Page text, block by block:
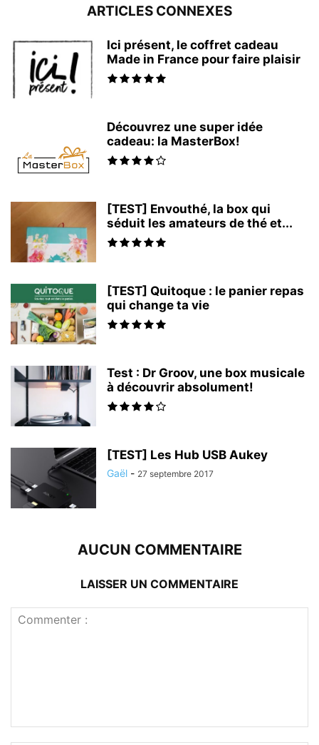
ARTICLES CONNEXES
Ici présent, le coffret cadeau
Made in France pour faire plaisir
Découvrez une super idée
cadeau: la MasterBox!
[TEST] Envouthé, la box qui
séduit les amateurs de thé et...
[TEST] Quitoque : le panier repas
qui change ta vie
Test : Dr Groov, une box musicale
à découvrir absolument!
[TEST] Les Hub USB Aukey
Gaël - 27 septembre 2017
AUCUN COMMENTAIRE
LAISSER UN COMMENTAIRE